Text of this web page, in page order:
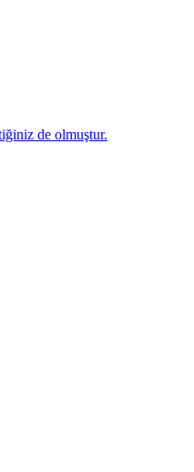
de olmuştur.